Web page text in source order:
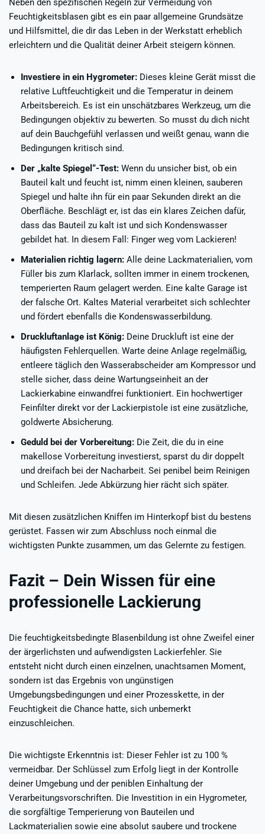
Neben den spezifischen Regeln zur Vermeidung von
Feuchtigkeitsblasen gibt es ein paar allgemeine Grundsätze
und Hilfsmittel, die dir das Leben in der Werkstatt erheblich
erleichtern und die Qualität deiner Arbeit steigern können.
Investiere in ein Hygrometer: Dieses kleine Gerät misst die
relative Luftfeuchtigkeit und die Temperatur in deinem
Arbeitsbereich. Es ist ein unschätzbares Werkzeug, um die
Bedingungen objektiv zu bewerten. So musst du dich nicht
auf dein Bauchgefühl verlassen und weißt genau, wann die
Bedingungen kritisch sind.
Der „kalte Spiegel“-Test: Wenn du unsicher bist, ob ein
Bauteil kalt und feucht ist, nimm einen kleinen, sauberen
Spiegel und halte ihn für ein paar Sekunden direkt an die
Oberfläche. Beschlägt er, ist das ein klares Zeichen dafür,
dass das Bauteil zu kalt ist und sich Kondenswasser
gebildet hat. In diesem Fall: Finger weg vom Lackieren!
Materialien richtig lagern: Alle deine Lackmaterialien, vom
Füller bis zum Klarlack, sollten immer in einem trockenen,
temperierten Raum gelagert werden. Eine kalte Garage ist
der falsche Ort. Kaltes Material verarbeitet sich schlechter
und fördert ebenfalls die Kondenswasserbildung.
Druckluftanlage ist König: Deine Druckluft ist eine der
häufigsten Fehlerquellen. Warte deine Anlage regelmäßig,
entleere täglich den Wasserabscheider am Kompressor und
stelle sicher, dass deine Wartungseinheit an der
Lackierkabine einwandfrei funktioniert. Ein hochwertiger
Feinfilter direkt vor der Lackierpistole ist eine zusätzliche,
goldwerte Absicherung.
Geduld bei der Vorbereitung: Die Zeit, die du in eine
makellose Vorbereitung investierst, sparst du dir doppelt
und dreifach bei der Nacharbeit. Sei penibel beim Reinigen
und Schleifen. Jede Abkürzung hier rächt sich später.
Mit diesen zusätzlichen Kniffen im Hinterkopf bist du bestens
gerüstet. Fassen wir zum Abschluss noch einmal die
wichtigsten Punkte zusammen, um das Gelernte zu festigen.
Fazit – Dein Wissen für eine
professionelle Lackierung
Die feuchtigkeitsbedingte Blasenbildung ist ohne Zweifel einer
der ärgerlichsten und aufwendigsten Lackierfehler. Sie
entsteht nicht durch einen einzelnen, unachtsamen Moment,
sondern ist das Ergebnis von ungünstigen
Umgebungsbedingungen und einer Prozesskette, in der
Feuchtigkeit die Chance hatte, sich unbemerkt
einzuschleichen.
Die wichtigste Erkenntnis ist: Dieser Fehler ist zu 100 %
vermeidbar. Der Schlüssel zum Erfolg liegt in der Kontrolle
deiner Umgebung und der peniblen Einhaltung der
Verarbeitungsvorschriften. Die Investition in ein Hygrometer,
die sorgfältige Temperierung von Bauteilen und
Lackmaterialien sowie eine absolut saubere und trockene